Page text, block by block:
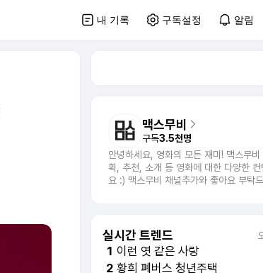
내 기록 구독설정 알림
맥스무비
구독3.5천명
안녕하세요, 영화의 모든 재미! 맥스무비 입니
획, 추천, 소개 등 영화에 대한 다양한 컨
요 :) 맥스무비 채널추가와 좋아요 부탁드려요 :) - 비즈니
실시간 트렌드
1 이런 엿 같은 사랑
2 황희 폐버스 청년주택